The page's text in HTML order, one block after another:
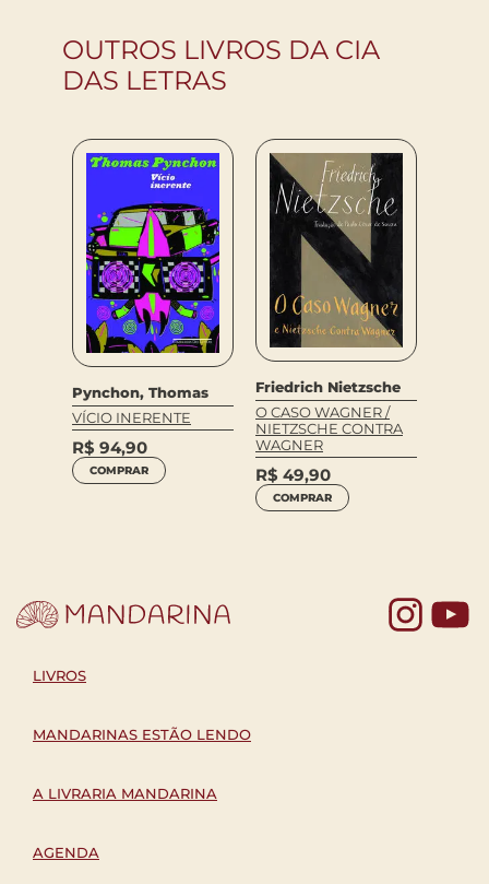
OUTROS LIVROS DA CIA
DAS LETRAS
Pynchon, Thomas
VÍCIO INERENTE
R$ 94,90
COMPRAR
Friedrich Nietzsche
O CASO WAGNER /
NIETZSCHE CONTRA
WAGNER
R$ 49,90
COMPRAR
LIVROS
MANDARINAS ESTÃO LENDO
A LIVRARIA MANDARINA
AGENDA